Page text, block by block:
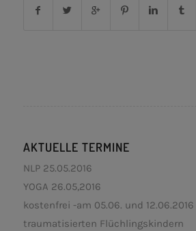
AKTUELLE TERMINE
NLP 25.05.2016
YOGA 26.05,2016
kostenfrei -am 05.06. und
traumatisierten Flüchlingskindern